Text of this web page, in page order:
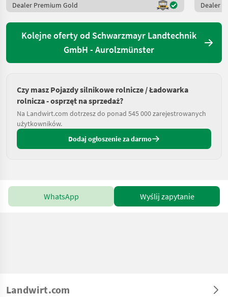
Dealer Premium Gold Dealer
Kolejne oferty od Schwarzmayr Landtechnik
GmbH - Aurolzmünster
Czy masz Pojazdy silnikowe rolnicze / Ładowarka
rolnicza - osprzęt na sprzedaż?
Na Landwirt.com dotrzesz do ponad 545 000 zarejestrowanych
użytkowników.
Dodaj ogłoszenie za darmo
WhatsApp Wyślij zapytanie
Landwirt.com